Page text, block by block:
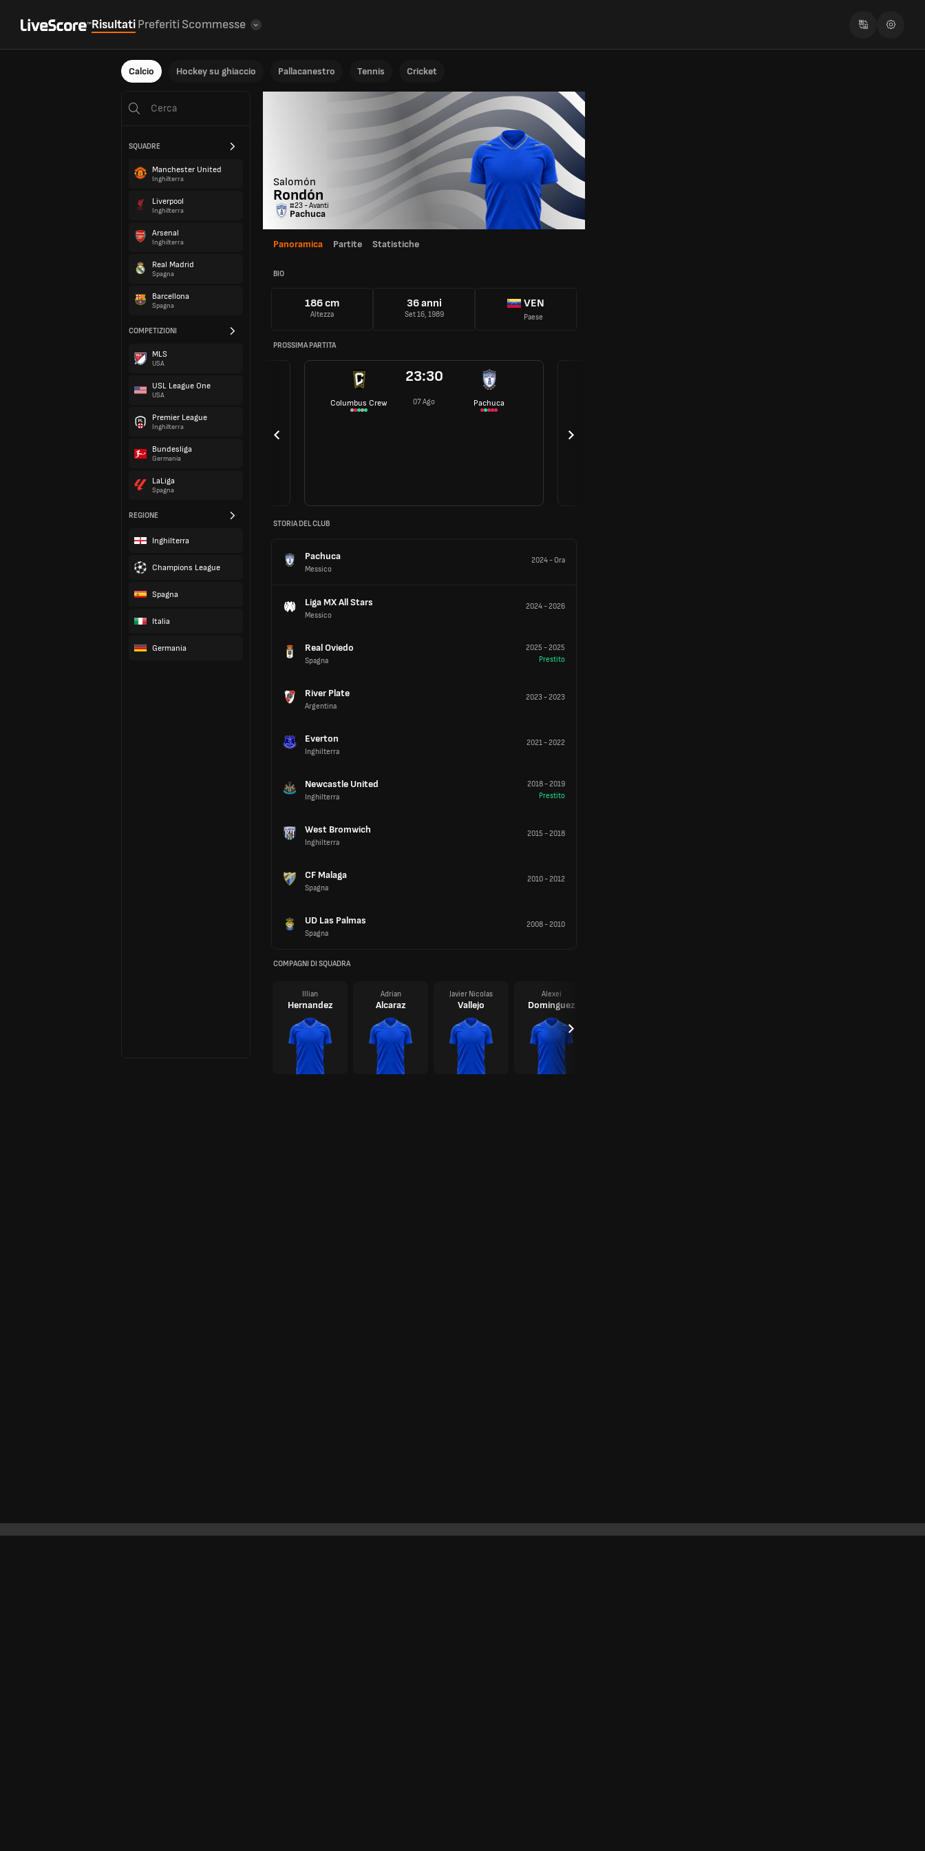
RisultatiPreferiti Scommesse
Calcio Hockey su ghiaccio Pallacanestro Tennis Cricket
SQUADRE
Manchester United
Inghilterra
Liverpool
Inghilterra
Arsenal
Inghilterra
Real Madrid
Spagna
Barcellona
Spagna
COMPETIZIONI
MLS
USA
USL League One
USA
Premier League
Inghilterra
Bundesliga
Germania
LaLiga
Spagna
REGIONE
Inghilterra
Champions League
Spagna
Italia
Germania
Salomón
Rondón
#23 - Avanti
Pachuca
Panoramica Partite Statistiche
BIO
186 cm
Altezza
36 anni
Set 16, 1989
VEN
Paese
PROSSIMA PARTITA
Columbus Crew
23:30
07 Ago Pachuca
STORIA DEL CLUB
Pachuca
Messico
2024-Ora
Liga MX All Stars
Messico
2024-2026
Real Oviedo
Spagna
2025 -2025
Prestito
River Plate
Argentina
2023-2023
Everton
Inghilterra
2021-2022
Newcastle United
Inghilterra
2018-2019
Prestito
West Bromwich
Inghilterra
2015 -2018
CF Malaga
Spagna
2010-2012
UD Las Palmas
Spagna
2008-2010
COMPAGNI DI SQUADRA
Illian
Hernandez
Adrian
Alcaraz
Javier Nicolas
Vallejo
Alexei
Dominguez